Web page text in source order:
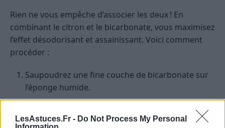
LesAstuces.Fr - Do Not Process My Personal
Rien ne vous empêche d’associer les deux ! En
combinant le citron et le bicarbonate, vous maximisez
l’effet désodorisant et assainissant. Voici comment
procéder :
Saupoudrez une fine couche de bicarbonate sur
l’éponge humide.
Ajoutez quelques gouttes de jus de citron.
Laissez mousser et agir 10 minutes avant de bien